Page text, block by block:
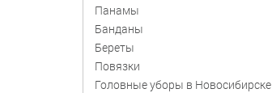
Панамы
Банданы
Береты
Повязки
Головные уборы в Новосибирске